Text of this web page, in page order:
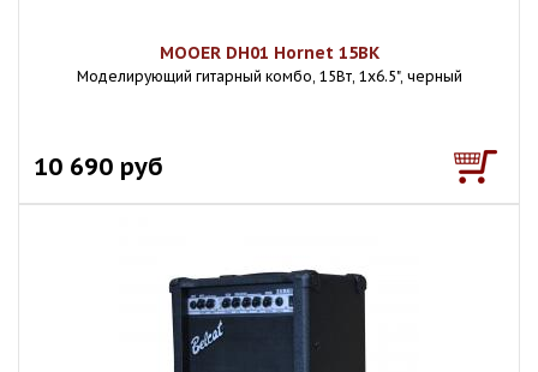
MOOER DH01 Hornet 15BK
Моделирующий гитарный комбо, 15Вт, 1х6.5", черный
10 690 руб